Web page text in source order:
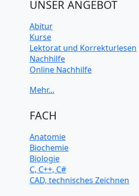
UNSER ANGEBOT
Abitur
Kurse
Lektorat und Korrekturlesen
Nachhilfe
Online Nachhilfe
FACH
Anatomie
Biochemie
Biologie
C, C++, C#
CAD, technisches Zeichnen